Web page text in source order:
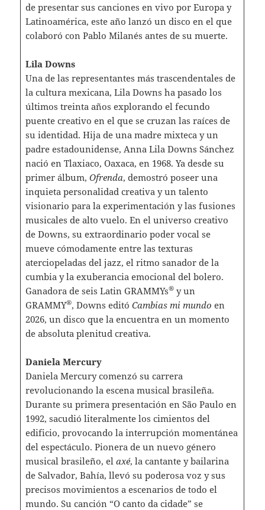
de presentar sus canciones en vivo por Europa y
Latinoamérica, este año lanzó un disco en el que
colaboró con Pablo Milanés antes de su muerte.
Lila Downs
Una de las representantes más trascendentales de
la cultura mexicana, Lila Downs ha pasado los
últimos treinta años explorando el fecundo
puente creativo en el que se cruzan las raíces de
su identidad. Hija de una madre mixteca y un
padre estadounidense, Anna Lila Downs Sánchez
nació en Tlaxiaco, Oaxaca, en 1968. Ya desde su
primer álbum, Ofrenda, demostró poseer una
inquieta personalidad creativa y un talento
visionario para la experimentación y las fusiones
musicales de alto vuelo. En el universo creativo
de Downs, su extraordinario poder vocal se
mueve cómodamente entre las texturas
aterciopeladas del jazz, el ritmo sanador de la
cumbia y la exuberancia emocional del bolero.
Ganadora de seis Latin GRAMMYs®y un
GRAMMY®, Downs editó Cambias mi mundo en
2026, un disco que la encuentra en un momento
de absoluta plenitud creativa.
Daniela Mercury
Daniela Mercury comenzó su carrera
revolucionando la escena musical brasileña.
Durante su primera presentación en São Paulo en
1992, sacudió literalmente los cimientos del
edificio, provocando la interrupción momentánea
del espectáculo. Pionera de un nuevo género
musical brasileño, el axé, la cantante y bailarina
de Salvador, Bahía, llevó su poderosa voz y sus
precisos movimientos a escenarios de todo el
mundo. Su canción “O canto da cidade” se